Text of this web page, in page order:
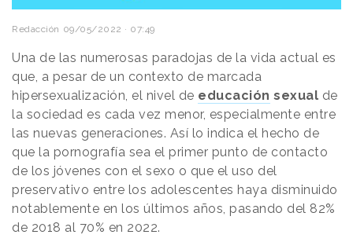
Redacción 09/05/2022 · 07:49
Una de las numerosas paradojas de la vida actual es
que, a pesar de un contexto de marcada
hipersexualización, el nivel de educación sexual de
la sociedad es cada vez menor, especialmente entre
las nuevas generaciones. Así lo indica el hecho de
que la pornografía sea el primer punto de contacto
de los jóvenes con el sexo o que el uso del
preservativo entre los adolescentes haya disminuido
notablemente en los últimos años, pasando del 82%
de 2018 al 70% en 2022.